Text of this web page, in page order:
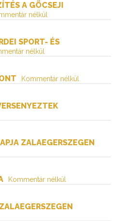
A GÖCSEJI
nélkül
SPORT- ÉS
nélkül
Kommentár nélkül
ZALAEGERSZEGEN
Kommentár nélkül